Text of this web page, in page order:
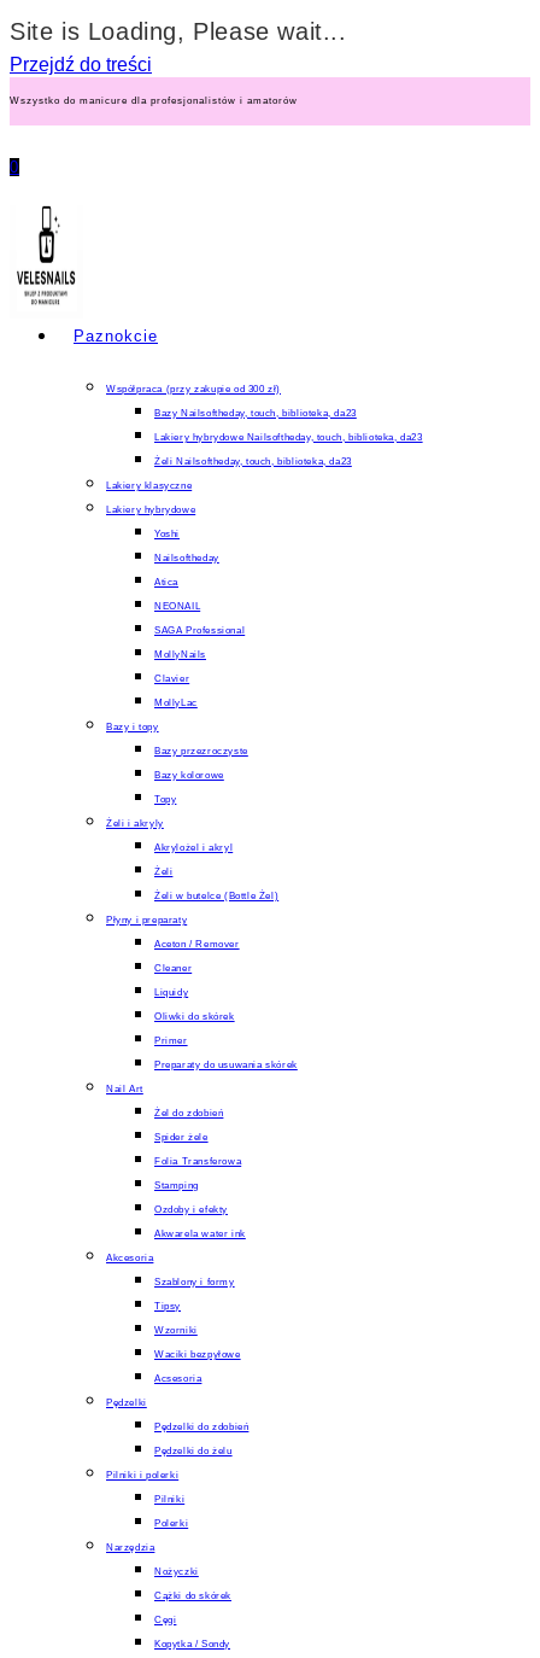
Site is Loading, Please wait...
Przejdź do treści
Wszystko do manicure dla profesjonalistów i amatorów
0
Paznokcie
Współpraca (przy zakupie od 300 zł)
Bazy Nailsoftheday, touch, biblioteka, da23
Lakiery hybrydowe Nailsoftheday, touch, biblioteka, da23
Żeli Nailsoftheday, touch, biblioteka, da23
Lakiery klasyczne
Lakiery hybrydowe
Yoshi
Nailsoftheday
Atica
NEONAIL
SAGA Professional
MollyNails
Clavier
MollyLac
Bazy i topy
Bazy przezroczyste
Bazy kolorowe
Topy
Żeli i akryly
Akrylożel i akryl
Żeli
Żeli w butelce (Bottle Żel)
Płyny i preparaty
Aceton / Remover
Cleaner
Liquidy
Oliwki do skórek
Primer
Preparaty do usuwania skórek
Nail Art
Żel do zdobień
Spider żele
Folia Transferowa
Stamping
Ozdoby i efekty
Akwarela water ink
Akcesoria
Szablony i formy
Tipsy
Wzorniki
Waciki bezpyłowe
Acsesoria
Pędzelki
Pędzelki do zdobień
Pędzelki do żelu
Pilniki i polerki
Pilniki
Polerki
Narzędzia
Nożyczki
Cążki do skórek
Cęgi
Kopytka / Sondy